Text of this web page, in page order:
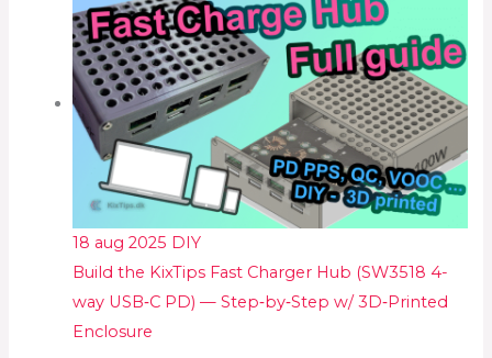
18 aug 2025 DIY
Build the KixTips Fast Charger Hub (SW3518 4-
way USB‑C PD) — Step‑by‑Step w/ 3D‑Printed
Enclosure